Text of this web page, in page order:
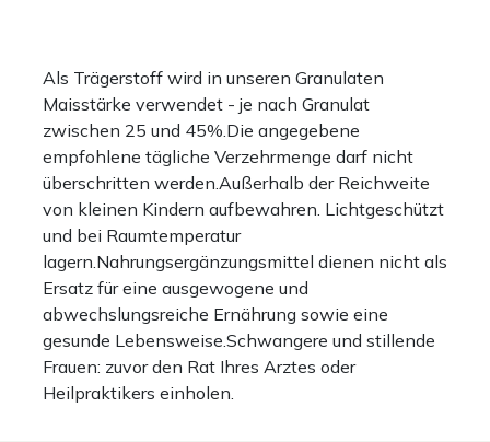
Als Trägerstoff wird in unseren Granulaten
Maisstärke verwendet - je nach Granulat
zwischen 25 und 45%.Die angegebene
empfohlene tägliche Verzehrmenge darf nicht
überschritten werden.Außerhalb der Reichweite
von kleinen Kindern aufbewahren. Lichtgeschützt
und bei Raumtemperatur
lagern.Nahrungsergänzungsmittel dienen nicht als
Ersatz für eine ausgewogene und
abwechslungsreiche Ernährung sowie eine
gesunde Lebensweise.Schwangere und stillende
Frauen: zuvor den Rat Ihres Arztes oder
Heilpraktikers einholen.